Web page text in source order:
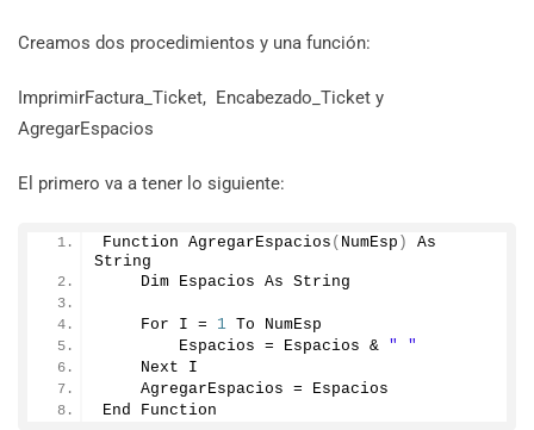
Creamos dos procedimientos y una función:
ImprimirFactura_Ticket, Encabezado_Ticket y
AgregarEspacios
El primero va a tener lo siguiente:
Function AgregarEspacios ( NumEsp )
As
String
    Dim Espacios As String
    For I =
1 To NumEsp
        Espacios = Espacios &
" "
    Next I
    AgregarEspacios = Espacios
End Function